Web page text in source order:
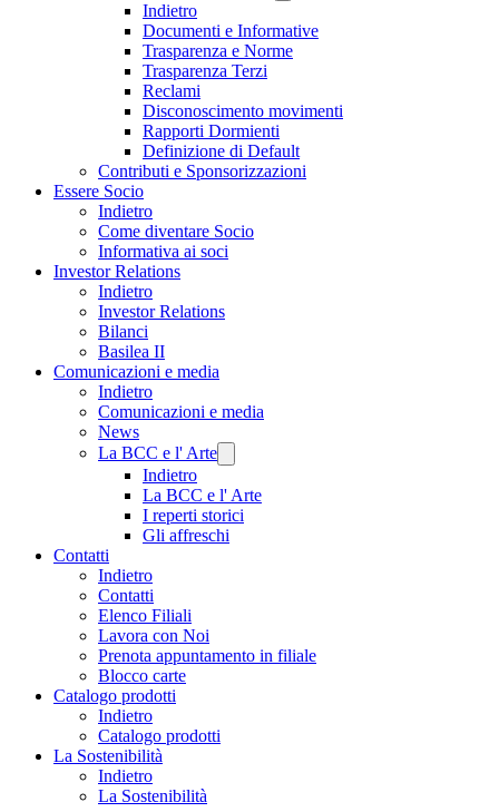
Indietro
Documenti e Informative
Trasparenza e Norme
Trasparenza Terzi
Reclami
Disconoscimento movimenti
Rapporti Dormienti
Definizione di Default
Contributi e Sponsorizzazioni
Essere Socio
Indietro
Come diventare Socio
Informativa ai soci
Investor Relations
Indietro
Investor Relations
Bilanci
Basilea II
Comunicazioni e media
Indietro
Comunicazioni e media
News
La BCC e l' Arte
Indietro
La BCC e l' Arte
I reperti storici
Gli affreschi
Contatti
Indietro
Contatti
Elenco Filiali
Lavora con Noi
Prenota appuntamento in filiale
Blocco carte
Catalogo prodotti
Indietro
Catalogo prodotti
La Sostenibilità
Indietro
La Sostenibilità